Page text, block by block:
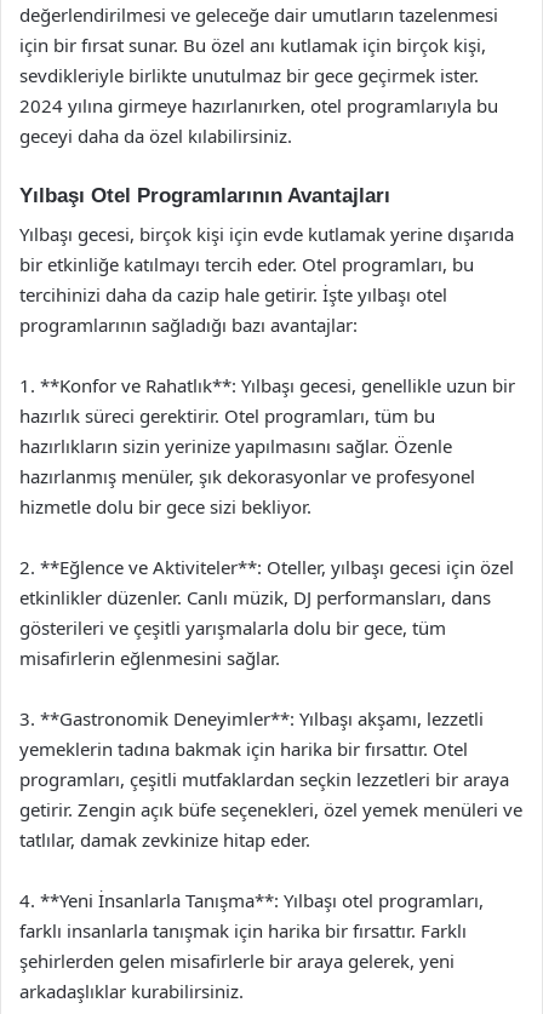
değerlendirilmesi ve geleceğe dair umutların tazelenmesi
için bir fırsat sunar. Bu özel anı kutlamak için birçok kişi,
sevdikleriyle birlikte unutulmaz bir gece geçirmek ister.
2024 yılına girmeye hazırlanırken, otel programlarıyla bu
geceyi daha da özel kılabilirsiniz.
Yılbaşı Otel Programlarının Avantajları
Yılbaşı gecesi, birçok kişi için evde kutlamak yerine dışarıda
bir etkinliğe katılmayı tercih eder. Otel programları, bu
tercihinizi daha da cazip hale getirir. İşte yılbaşı otel
programlarının sağladığı bazı avantajlar:
1. **Konfor ve Rahatlık**: Yılbaşı gecesi, genellikle uzun bir
hazırlık süreci gerektirir. Otel programları, tüm bu
hazırlıkların sizin yerinize yapılmasını sağlar. Özenle
hazırlanmış menüler, şık dekorasyonlar ve profesyonel
hizmetle dolu bir gece sizi bekliyor.
2. **Eğlence ve Aktiviteler**: Oteller, yılbaşı gecesi için özel
etkinlikler düzenler. Canlı müzik, DJ performansları, dans
gösterileri ve çeşitli yarışmalarla dolu bir gece, tüm
misafirlerin eğlenmesini sağlar.
3. **Gastronomik Deneyimler**: Yılbaşı akşamı, lezzetli
yemeklerin tadına bakmak için harika bir fırsattır. Otel
programları, çeşitli mutfaklardan seçkin lezzetleri bir araya
getirir. Zengin açık büfe seçenekleri, özel yemek menüleri ve
tatlılar, damak zevkinize hitap eder.
4. **Yeni İnsanlarla Tanışma**: Yılbaşı otel programları,
farklı insanlarla tanışmak için harika bir fırsattır. Farklı
şehirlerden gelen misafirlerle bir araya gelerek, yeni
arkadaşlıklar kurabilirsiniz.